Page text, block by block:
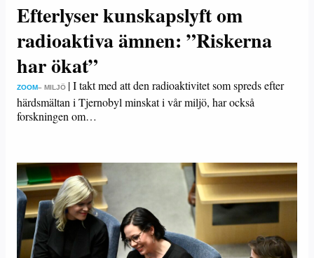
Efterlyser kunskapslyft om
radioaktiva ämnen: ”Riskerna
har ökat”
ZOOM– MILJÖ |I takt med att den radioaktivitet som spreds efter
härdsmältan i Tjernobyl minskat i vår miljö, har också
forskningen om…